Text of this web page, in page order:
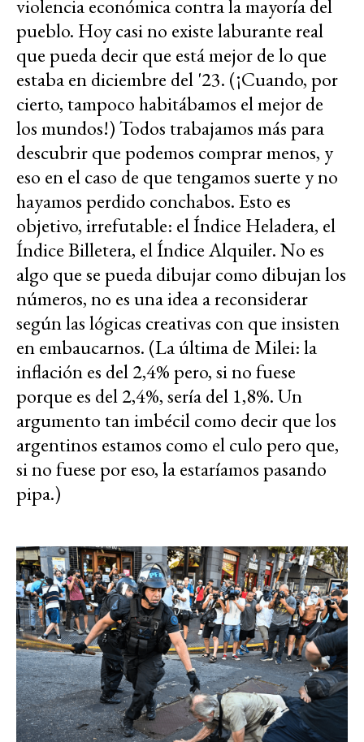
violencia económica contra la mayoría del
pueblo. Hoy casi no existe laburante real
que pueda decir que está mejor de lo que
estaba en diciembre del '23. (¡Cuando, por
cierto, tampoco habitábamos el mejor de
los mundos!) Todos trabajamos más para
descubrir que podemos comprar menos, y
eso en el caso de que tengamos suerte y no
hayamos perdido conchabos. Esto es
objetivo, irrefutable: el Índice Heladera, el
Índice Billetera, el Índice Alquiler. No es
algo que se pueda dibujar como dibujan los
números, no es una idea a reconsiderar
según las lógicas creativas con que insisten
en embaucarnos. (La última de Milei: la
inflación es del 2,4% pero, si no fuese
porque es del 2,4%, sería del 1,8%. Un
argumento tan imbécil como decir que los
argentinos estamos como el culo pero que,
si no fuese por eso, la estaríamos pasando
pipa.)